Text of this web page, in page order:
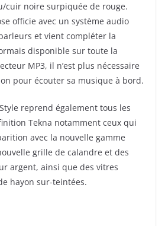
cuir noire surpiquée de rouge.
officie avec un système audio
et vient compléter la
disponible sur toute la
MP3, il n’est plus nécessaire
pour écouter sa musique à bord.
reprend également tous les
Tekna notamment ceux qui
avec la nouvelle gamme
grille de calandre et des
argent, ainsi que des vitres
hayon sur-teintées.